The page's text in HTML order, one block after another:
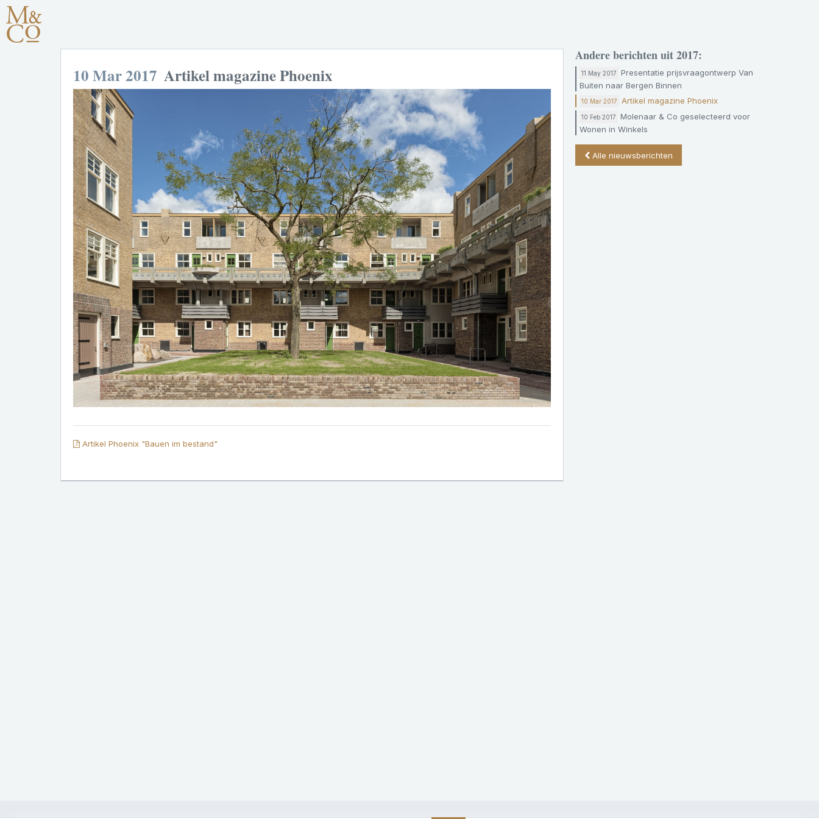
10 Mar 2017 Artikel magazine Phoenix
Artikel Phoenix "Bauen im bestand"
Andere berichten uit 2017:
11 May 2017
Presentatie prijsvraagontwerp Van
Buiten naar Bergen Binnen
10 Mar 2017 Artikel magazine Phoenix
10 Feb 2017
Molenaar & Co geselecteerd voor
Wonen in Winkels
Alle nieuwsberichten